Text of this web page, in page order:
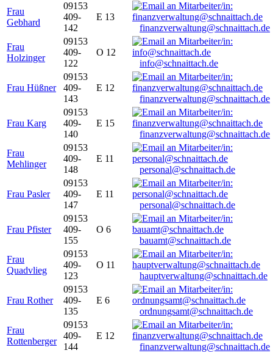
Frau
Gebhard
09153
409-
142
E 13
finanzverwaltung@schnaittach.de
Frau
Holzinger
09153
409-
122
O 12
info@schnaittach.de
Frau Hüßner
09153
409-
143
E 12
finanzverwaltung@schnaittach.de
Frau Karg
09153
409-
140
E 15
finanzverwaltung@schnaittach.de
Frau
Mehlinger
09153
409-
148
E 11
personal@schnaittach.de
Frau Pasler
09153
409-
147
E 11
personal@schnaittach.de
Frau Pfister
09153
409-
155
O 6
bauamt@schnaittach.de
Frau
Quadvlieg
09153
409-
123
O 11
hauptverwaltung@schnaittach.de
Frau Rother
09153
409-
135
E 6
ordnungsamt@schnaittach.de
Frau
Rottenberger
09153
409-
144
E 12
finanzverwaltung@schnaittach.de